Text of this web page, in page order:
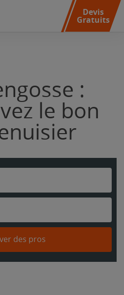
Devis
Gratuits
:
le bon
des pros